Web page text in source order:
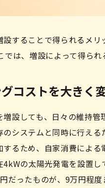
設することで得られるメ
では、増設によって得ら
コストを大きく
増設しても、日々の維持
のシステムと同時に行え
るため、自家消費による
4kWの太陽光発電を設置
だったものが、9万円程